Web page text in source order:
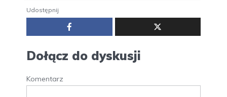
Udostępnij
Dołącz do dyskusji
Komentarz